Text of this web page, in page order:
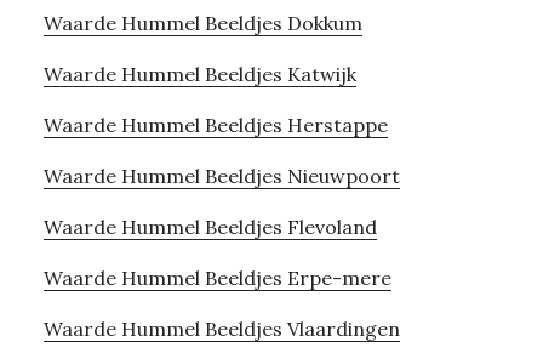
Waarde Hummel Beeldjes Dokkum
Waarde Hummel Beeldjes Katwijk
Waarde Hummel Beeldjes Herstappe
Waarde Hummel Beeldjes Nieuwpoort
Waarde Hummel Beeldjes Flevoland
Waarde Hummel Beeldjes Erpe-mere
Waarde Hummel Beeldjes Vlaardingen